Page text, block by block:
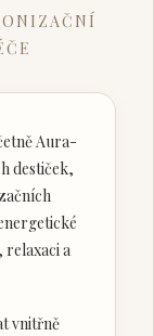
Aura-
destiček,
a
vnitřně